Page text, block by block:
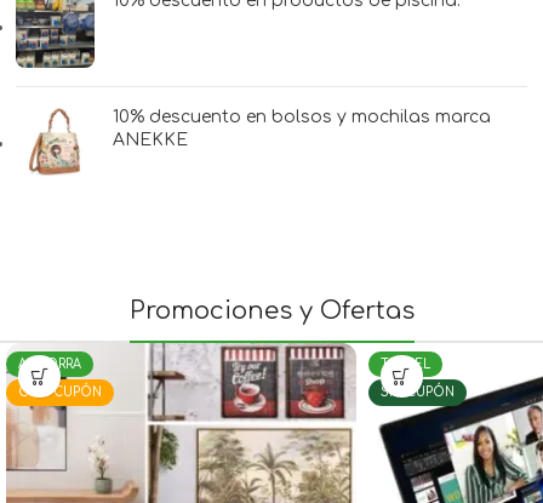
10% descuento en bolsos y mochilas marca
ANEKKE
Promociones y Ofertas
ANDORRA
CON CUPÓN
TERUEL
SIN CUPÓN